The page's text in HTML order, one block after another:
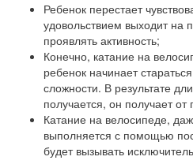
Ребенок перестает
удовольствием выходит на
проявлять активность;
Конечно, катание на
ребенок начинает
сложности. В результате
получается, он получает от
Катание на велосипеде,
выполняется с помощью
будет вызывать